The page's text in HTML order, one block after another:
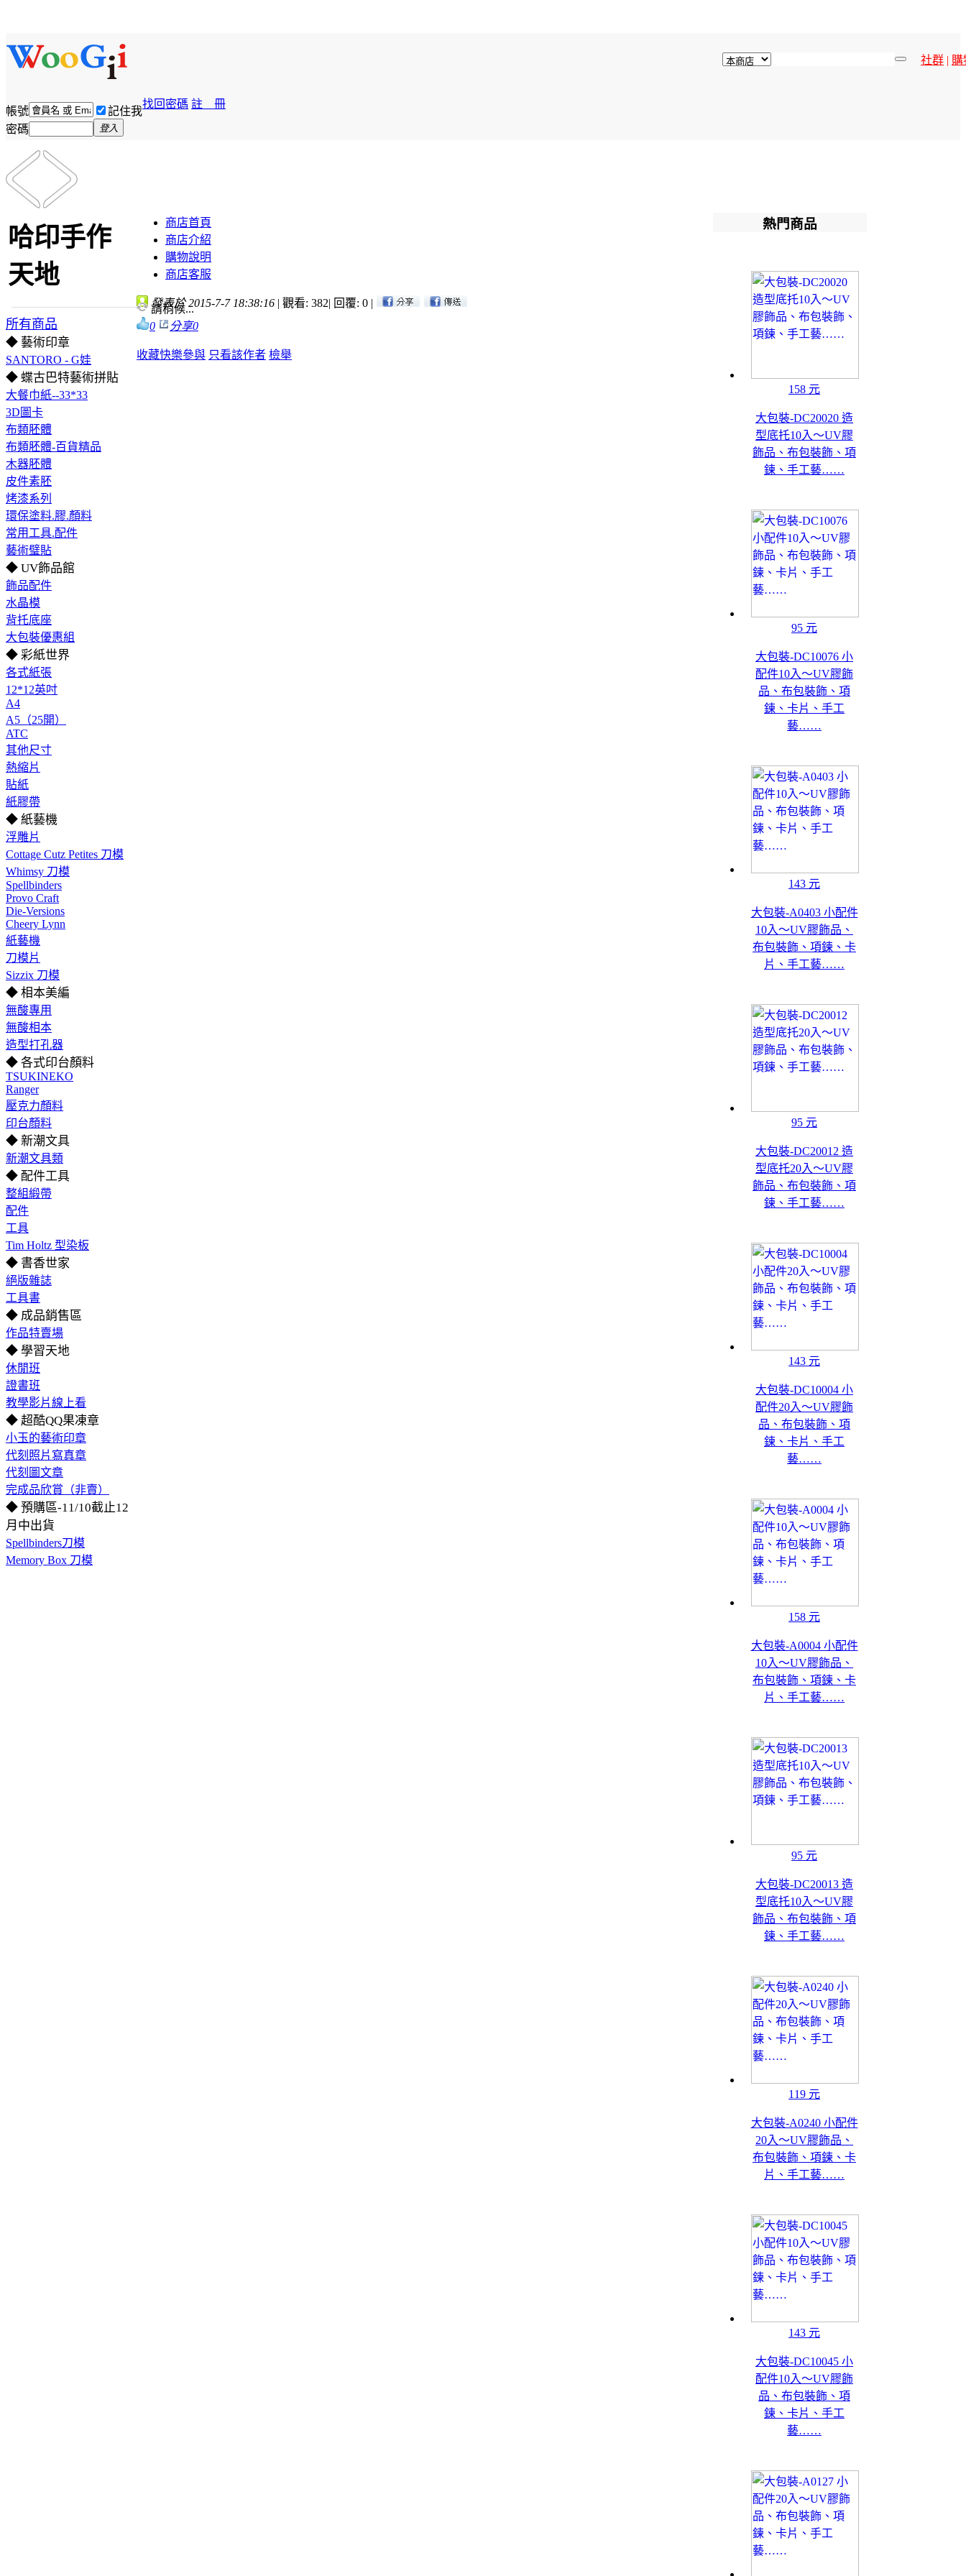
社群 | 購
帳號 記住我
找回密碼 註 冊
密碼 登入
哈印手作
天地
所有商品
◆ 藝術印章
SANTORO - G娃
◆ 蝶古巴特藝術拼貼
大餐巾紙--33*33
3D圖卡
布類胚體
布類胚體-百貨精品
木器胚體
皮件素胚
烤漆系列
環保塗料.膠.顏料
常用工具.配件
藝術璧貼
◆ UV飾品館
飾品配件
水晶模
背托底座
大包裝優惠組
◆ 彩紙世界
各式紙張
12*12英吋
A4
A5（25開）
ATC
其他尺寸
熱縮片
貼紙
紙膠帶
◆ 紙藝機
浮雕片
Cottage Cutz Petites 刀模
Whimsy 刀模
Spellbinders
Provo Craft
Die-Versions
Cheery Lynn
紙藝機
刀模片
Sizzix 刀模
◆ 相本美編
無酸專用
無酸相本
造型打孔器
◆ 各式印台顏料
TSUKINEKO
Ranger
壓克力顏料
印台顏料
◆ 新潮文具
新潮文具類
◆ 配件工具
整組緞帶
配件
工具
Tim Holtz 型染板
◆ 書香世家
絕版雜誌
工具書
◆ 成品銷售區
作品特賣場
◆ 學習天地
休閒班
證書班
教學影片線上看
◆ 超酷QQ果凍章
小玉的藝術印章
代刻照片寫真章
代刻圖文章
完成品欣賞（非賣）
◆ 預購區-11/10截止12
月中出貨
Spellbinders刀模
Memory Box 刀模
商店首頁
商店介紹
購物說明
商店客服
發表於 2015-7-7 18:38:16 | 觀看: 382| 回覆: 0 |
請稍候...
0
分享0
收藏快樂參與 只看該作者 檢舉
熱門商品
158 元
大包裝-DC20020 造
型底托10入～UV膠
飾品、布包裝飾、項
鍊、手工藝……
95 元
大包裝-DC10076 小
配件10入～UV膠飾
品、布包裝飾、項
鍊、卡片、手工
藝……
143 元
大包裝-A0403 小配件
10入～UV膠飾品、
布包裝飾、項鍊、卡
片、手工藝……
95 元
大包裝-DC20012 造
型底托20入～UV膠
飾品、布包裝飾、項
鍊、手工藝……
143 元
大包裝-DC10004 小
配件20入～UV膠飾
品、布包裝飾、項
鍊、卡片、手工
藝……
158 元
大包裝-A0004 小配件
10入～UV膠飾品、
布包裝飾、項鍊、卡
片、手工藝……
95 元
大包裝-DC20013 造
型底托10入～UV膠
飾品、布包裝飾、項
鍊、手工藝……
119 元
大包裝-A0240 小配件
20入～UV膠飾品、
布包裝飾、項鍊、卡
片、手工藝……
143 元
大包裝-DC10045 小
配件10入～UV膠飾
品、布包裝飾、項
鍊、卡片、手工
藝……